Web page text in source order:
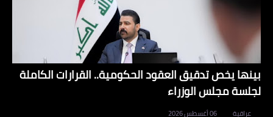
بينها يخص تدقيق العقود الحكومية.. القرارات الكاملة
لجلسة مجلس الوزراء
عراقية 06 أغسطس 2026